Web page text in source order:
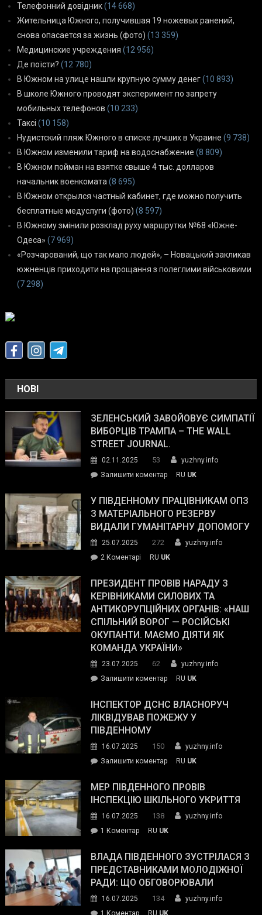
Телефонний довідник(14 668)
Жительница Южного, получившая 19 ножевых ранений,
снова опасается за жизнь (фото) (13 359)
Медицинские учреждения (12 956)
Де поїсти? (12 780)
В Южном на улице нашли крупную сумму денег(10 893)
В школе Южного проводят эксперимент по запрету
мобильных телефонов (10 233)
Таксі (10 158)
Нудистский пляж Южного в списке лучших в Украине (9 738)
В Южном изменили тариф на водоснабжение (8 809)
В Южном пойман на взятке свыше 4 тыс. долларов
начальник военкомата (8 695)
В Южном открылся частный кабинет, где можно получить
бесплатные медуслуги (фото) (8 597)
В Южному змінили розклад руху маршрутки №68 «Южне-
Одеса» (7 969)
«Розчарований, що так мало людей», – Новацький закликав
южненців приходити на прощання з полеглими військовими
(7 298)
НОВІ
ЗЕЛЕНСЬКИЙ ЗАВОЙОВУЄ СИМПАТІЇ
ВИБОРЦІВ ТРАМПА – THE WALL
STREET JOURNAL.
02.11.2025 53
yuzhny.info
Залишити коментарon
завойовує
симпатії
виборців
The
Street
Journal.
RU UK
У ПІВДЕННОМУ ПРАЦІВНИКАМ ОПЗ
З МАТЕРІАЛЬНОГО РЕЗЕРВУ
ВИДАЛИ ГУМАНІТАРНУ ДОПОМОГУ
25.07.2025 272
yuzhny.info
2 Коментарі
Південному
працівникам
ОПЗ
з
матеріального
резерву
гуманітарну
допомогу
RU UK
ПРЕЗИДЕНТ ПРОВІВ НАРАДУ З
КЕРІВНИКАМИ СИЛОВИХ ТА
АНТИКОРУПЦІЙНИХ ОРГАНІВ: «НАШ
СПІЛЬНИЙ ВОРОГ — РОСІЙСЬКІ
ОКУПАНТИ. МАЄМО ДІЯТИ ЯК
КОМАНДА УКРАЇНИ»
23.07.2025 62
yuzhny.info
Залишити коментарon
провів
нараду
силових
та
органів:
«Наш
спільний
окупанти.
Маємо
діяти
команда
RU UK
ІНСПЕКТОР ДСНС ВЛАСНОРУЧ
ЛІКВІДУВАВ ПОЖЕЖУ У
ПІВДЕННОМУ
16.07.2025 150
yuzhny.info
Залишити коментарon
ДСНС
власноруч
пожежу
у
RU UK
МЕР ПІВДЕННОГО ПРОВІВ
ІНСПЕКЦІЮ ШКІЛЬНОГО УКРИТТЯ
16.07.2025 138
yuzhny.info
1 Коментардо
Південного
провів
інспекцію
укриття
RU UK
ВЛАДА ПІВДЕННОГО ЗУСТРІЛАСЯ З
ПРЕДСТАВНИКАМИ МОЛОДІЖНОЇ
РАДИ: ЩО ОБГОВОРЮВАЛИ
16.07.2025 134
yuzhny.info
1 Коментардо RU UK